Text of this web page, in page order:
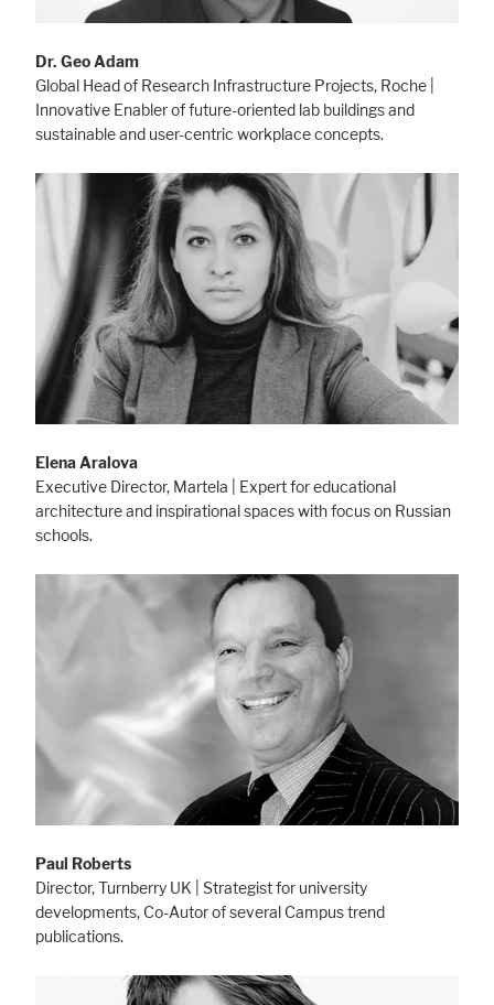
Dr. Geo Adam
Global Head of Research Infrastructure Projects, Roche |
Innovative Enabler of future-oriented lab buildings and
sustainable and user-centric workplace concepts.
Elena Aralova
Executive Director, Martela | Expert for educational
architecture and inspirational spaces with focus on Russian
schools.
Paul Roberts
Director, Turnberry UK | Strategist for university
developments, Co-Autor of several Campus trend
publications.